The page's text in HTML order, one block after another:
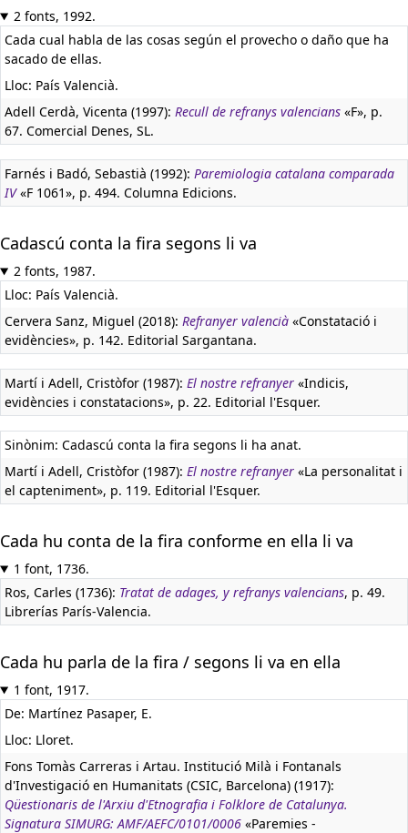
2 fonts, 1992.
Cada cual habla de las cosas según el provecho o daño que ha
sacado de ellas.
Lloc: País Valencià.
Adell Cerdà, Vicenta (1997): Recull de refranys valencians «F», p.
67. Comercial Denes, SL.
Farnés i Badó, Sebastià (1992): Paremiologia catalana comparada
IV«F 1061», p. 494. Columna Edicions.
Cadascú conta la fira segons li va
2 fonts, 1987.
Lloc: País Valencià.
Cervera Sanz, Miguel (2018): Refranyer valencià «Constatació i
evidències», p. 142. Editorial Sargantana.
Martí i Adell, Cristòfor (1987): El nostre refranyer «Indicis,
evidències i constatacions», p. 22. Editorial l'Esquer.
Sinònim: Cadascú conta la fira segons li ha anat.
Martí i Adell, Cristòfor (1987): El nostre refranyer «La personalitat i
el capteniment», p. 119. Editorial l'Esquer.
Cada hu conta de la fira conforme en ella li va
1 font, 1736.
Ros, Carles (1736): Tratat de adages, y refranys valencians, p. 49.
Librerías París-Valencia.
Cada hu parla de la fira / segons li va en ella
1 font, 1917.
De: Martínez Pasaper, E.
Lloc: Lloret.
Fons Tomàs Carreras i Artau. Institució Milà i Fontanals
d'Investigació en Humanitats (CSIC, Barcelona) (1917):
Qüestionaris de l'Arxiu d'Etnografia i Folklore de Catalunya.
Signatura SIMURG: AMF/AEFC/0101/0006 «Paremies -